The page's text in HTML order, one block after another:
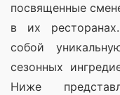
посвященные
в их
собой
сезонных
Ниже